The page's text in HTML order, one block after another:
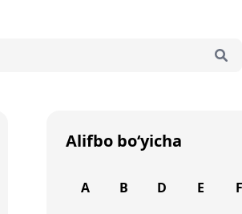
Alifbo bo‘yicha
A B D E F